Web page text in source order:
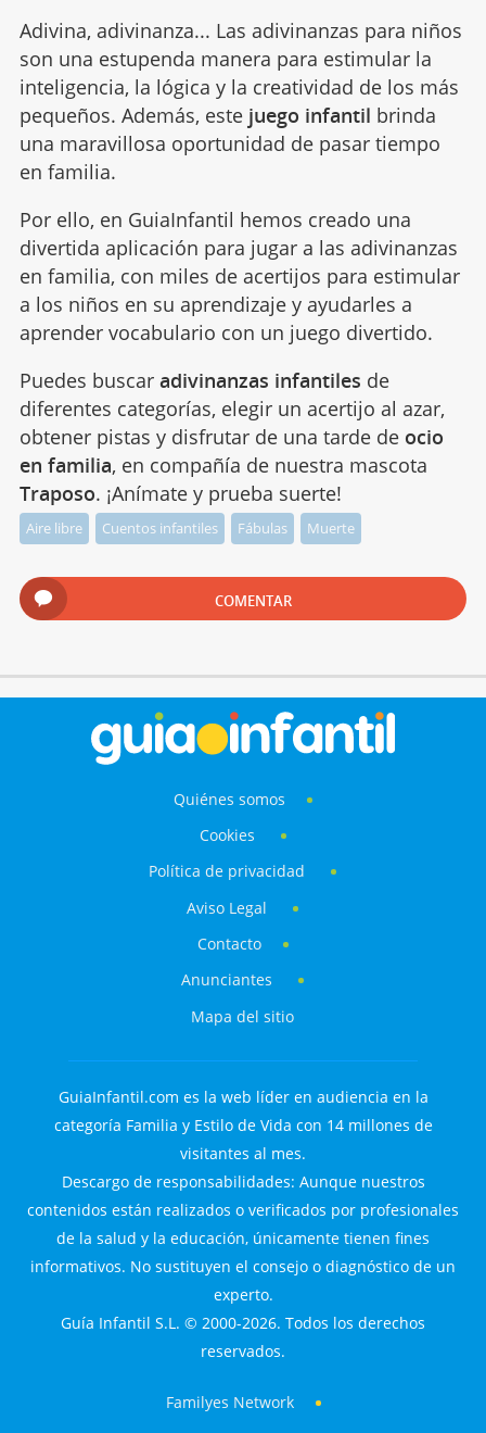
Adivina, adivinanza... Las adivinanzas para niños
son una estupenda manera para estimular la
inteligencia, la lógica y la creatividad de los más
pequeños. Además, este juego infantil brinda
una maravillosa oportunidad de pasar tiempo
en familia.
Por ello, en GuiaInfantil hemos creado una
divertida aplicación para jugar a las adivinanzas
en familia, con miles de acertijos para estimular
a los niños en su aprendizaje y ayudarles a
aprender vocabulario con un juego divertido.
Puedes buscar adivinanzas infantiles de
diferentes categorías, elegir un acertijo al azar,
obtener pistas y disfrutar de una tarde de ocio
en familia, en compañía de nuestra mascota
Traposo. ¡Anímate y prueba suerte!
Aire libre Cuentos infantiles Fábulas Muerte
COMENTAR
Quiénes somos
Cookies
Política de privacidad
Aviso Legal
Contacto
Anunciantes
Mapa del sitio
GuiaInfantil.com es la web líder en audiencia en la
categoría Familia y Estilo de Vida con 14 millones de
visitantes al mes.
Descargo de responsabilidades: Aunque nuestros
contenidos están realizados o verificados por profesionales
de la salud y la educación, únicamente tienen fines
informativos. No sustituyen el consejo o diagnóstico de un
experto.
Guía Infantil S.L. © 2000-2026. Todos los derechos
reservados.
Familyes Network